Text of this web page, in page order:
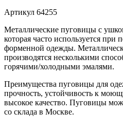
Артикул 64255
Металлические пуговицы с
которая часто используется
форменной одежды.
производятся несколькими
горячими/холодными эмалями.
Преимущества пуговицы для
прочность, устойчивость к
высокое качество. Пуговицы
со склада в Москве.